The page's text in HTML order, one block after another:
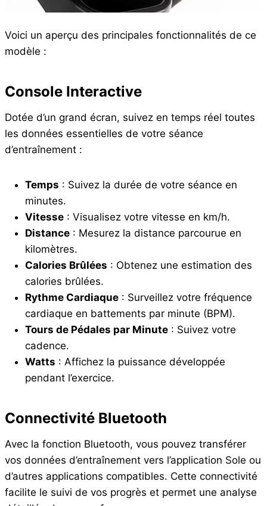
Voici un aperçu des principales fonctionnalités de ce
modèle :
Console Interactive
Dotée d’un grand écran, suivez en temps réel toutes
les données essentielles de votre séance
d’entraînement :
Temps : Suivez la durée de votre séance en
minutes.
Vitesse : Visualisez votre vitesse en km/h.
Distance : Mesurez la distance parcourue en
kilomètres.
Calories Brûlées : Obtenez une estimation des
calories brûlées.
Rythme Cardiaque : Surveillez votre fréquence
cardiaque en battements par minute (BPM).
Tours de Pédales par Minute : Suivez votre
cadence.
Watts : Affichez la puissance développée
pendant l’exercice.
Connectivité Bluetooth
Avec la fonction Bluetooth, vous pouvez transférer
vos données d’entraînement vers l’application Sole ou
d’autres applications compatibles. Cette connectivité
facilite le suivi de vos progrès et permet une analyse